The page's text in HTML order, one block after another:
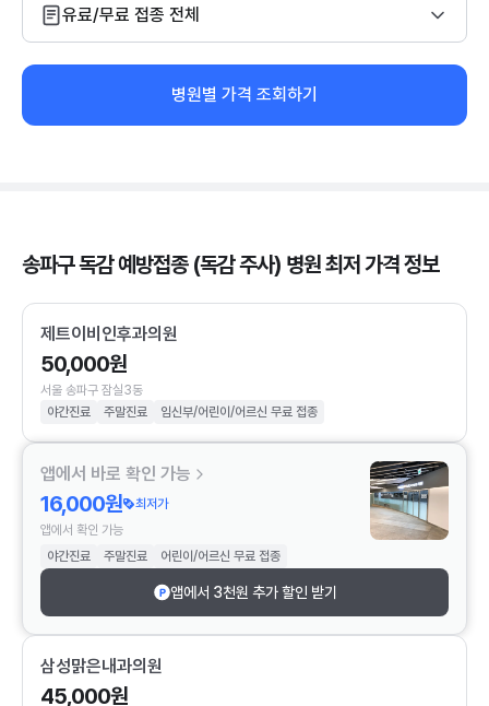
유료/무료 접종 전체
병원별 가격 조회하기
송파구 독감 예방접종 (독감 주사) 병원 최저 가격 정보
제트이비인후과의원
50,000원
서울 송파구 잠실3동
야간진료
주말진료 임신부/어린이/어르신 무료 접종
앱에서 바로 확인 가능
16,000원
최저가
앱에서 확인 가능
야간진료
주말진료 어린이/어르신 무료 접종
앱에서 3천원 추가 할인 받기
삼성맑은내과의원
45,000원